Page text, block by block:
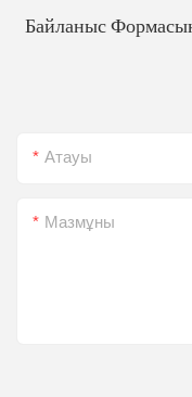
Байланыс
Атауы
Мазмұны